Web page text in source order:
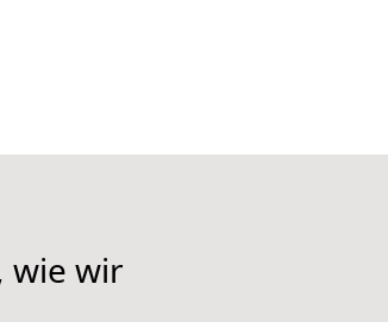
wie wir